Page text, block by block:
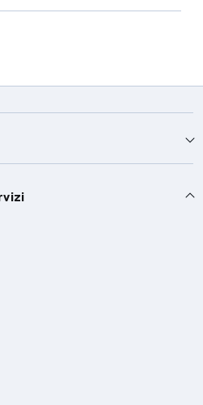
delle controversie